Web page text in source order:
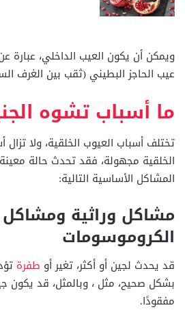
ويمكن أن يكون العيب الداخلي، عبارة
عيب الحاجز البطيني (ثقب بين الغرف
ما أسباب تشوه
تختلف أسباب العيوب الخلقية، ولا
الخلقية مجهولة، فقد تحدث حالة
المشاكل الأساسية التالية:
مشاكل وراثية ومشاكل
الكروموسومات
قد يحدث لجين أو أكثر، تغير أو طفرة
بشكل صحيح، مثل ، وبالمثل، قد يكون
مفقودًا.